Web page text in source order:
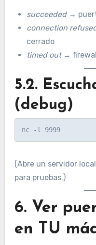
succeeded→
connection
cerrado
timed out→
5.2.
(debug)
nc -l 9999
(Abre un servidor
para pruebas.)
6. Ver
en TU